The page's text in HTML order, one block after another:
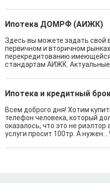
Ипотека ДОМРФ (АИЖК)
Здесь вы можете задать свой
первичном и вторичном
перекредитованию
стандартам АИЖК. Актуальные
Ипотека и кредитный
Всем доброго дня! Хотим
телефон человека, который
оказалось, что это не
услуги просит 100тр. А нужен...